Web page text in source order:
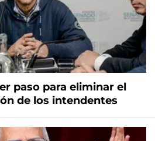
paso para eliminar el
de los intendentes